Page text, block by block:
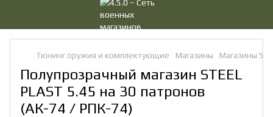
Тюнинг оружия и комплектующие Магазины Магазины
Полупрозрачный магазин STEEL
PLAST 5.45 на 30 патронов
(АК-74 / РПК-74)